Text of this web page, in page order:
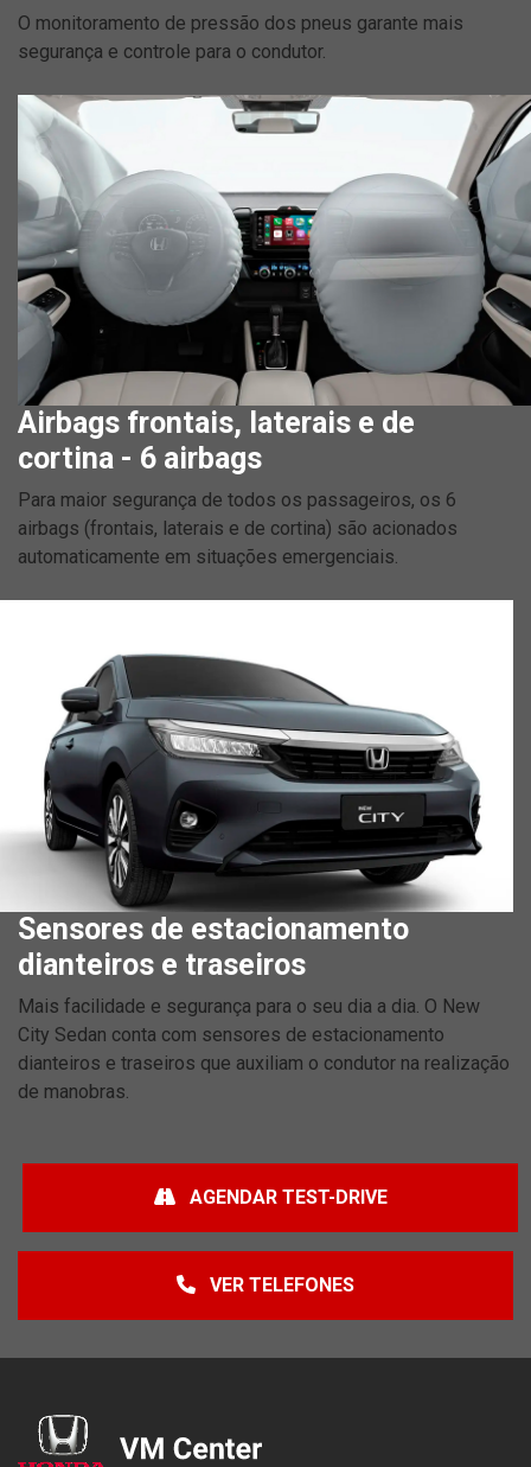
O monitoramento de pressão dos pneus garante mais
segurança e controle para o condutor.
Airbags frontais, laterais e de
cortina - 6 airbags
Para maior segurança de todos os passageiros, os 6
airbags (frontais, laterais e de cortina) são acionados
automaticamente em situações emergenciais.
Sensores de estacionamento
dianteiros e traseiros
Mais facilidade e segurança para o seu dia a dia. O New
City Sedan conta com sensores de estacionamento
dianteiros e traseiros que auxiliam o condutor na realização
de manobras.
VER TELEFONES
AGENDAR TEST-DRIVE